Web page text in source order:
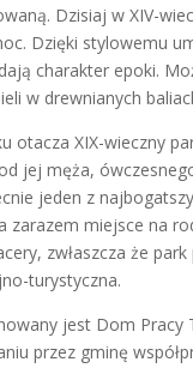
Dzisiaj w XIV-
Dzięki stylowemu
charakter epoki.
w drewnianych
otacza XIX-wieczny
jej męża,
jeden z
zarazem miejsce na
zwłaszcza że park
turystyczna.
jest Dom Pracy
przez gminę